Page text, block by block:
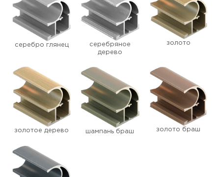
серебро глянец
серебряное
дерево
золото
золотое дерево шампань браш золото браш